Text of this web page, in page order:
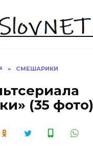
» СМЕШАРИКИ
(35 фото)